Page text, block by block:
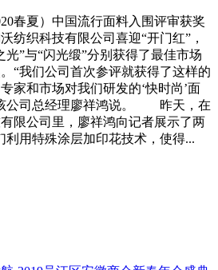
春夏）中国流行面料入围评审获奖
纺织科技有限公司喜迎“开门红”，
光”与“闪光缎”分别获得了最佳市场
“我们公司首次参评就获得了这样的
家和市场对我们研发的‘快时尚’面
公司总经理廖祥鸿说。 昨天，在
限公司里，廖祥鸿向记者展示了两
利用特殊涂层加印花技术，使得...